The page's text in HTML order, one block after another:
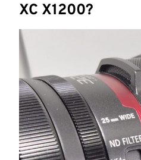
XC X1200?